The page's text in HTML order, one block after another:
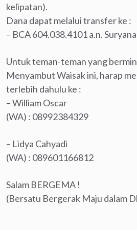
kelipatan).
Dana dapat melalui transfer ke :
– BCA 604.038.4101 a.n. Suryana
Untuk teman-teman yang
Menyambut Waisak ini, harap
terlebih dahulu ke :
– William Oscar
(WA) : 08992384329
– Lidya Cahyadi
(WA) : 089601166812
Salam BERGEMA !
(Bersatu Bergerak Maju dalam